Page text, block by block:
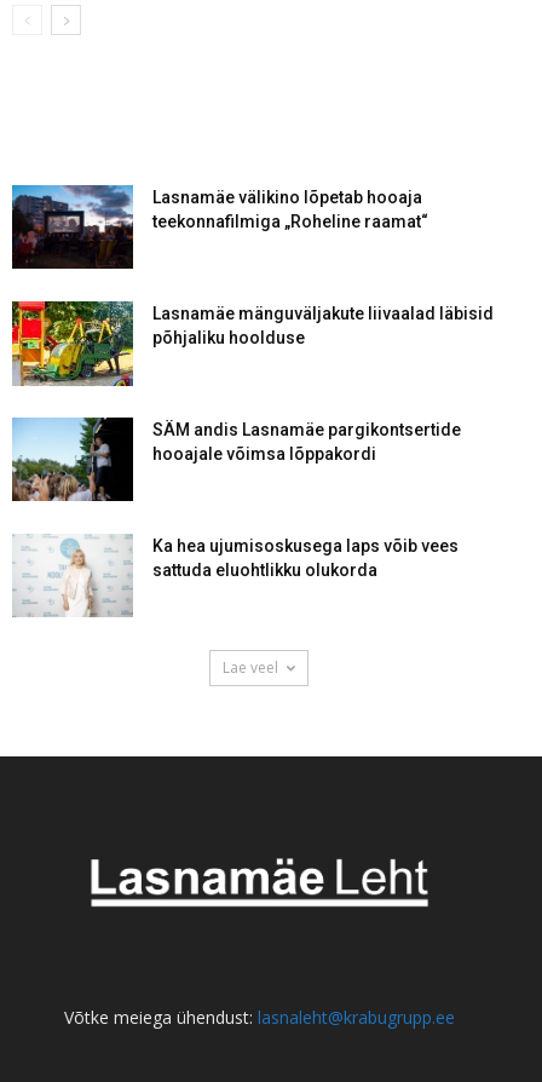
Lasnamäe välikino lõpetab hooaja
teekonnafilmiga „Roheline raamat“
Lasnamäe mänguväljakute liivaalad läbisid
põhjaliku hoolduse
SÄM andis Lasnamäe pargikontsertide
hooajale võimsa lõppakordi
Ka hea ujumisoskusega laps võib vees
sattuda eluohtlikku olukorda
Lae veel
Võtke meiega ühendust: lasnaleht@krabugrupp.ee